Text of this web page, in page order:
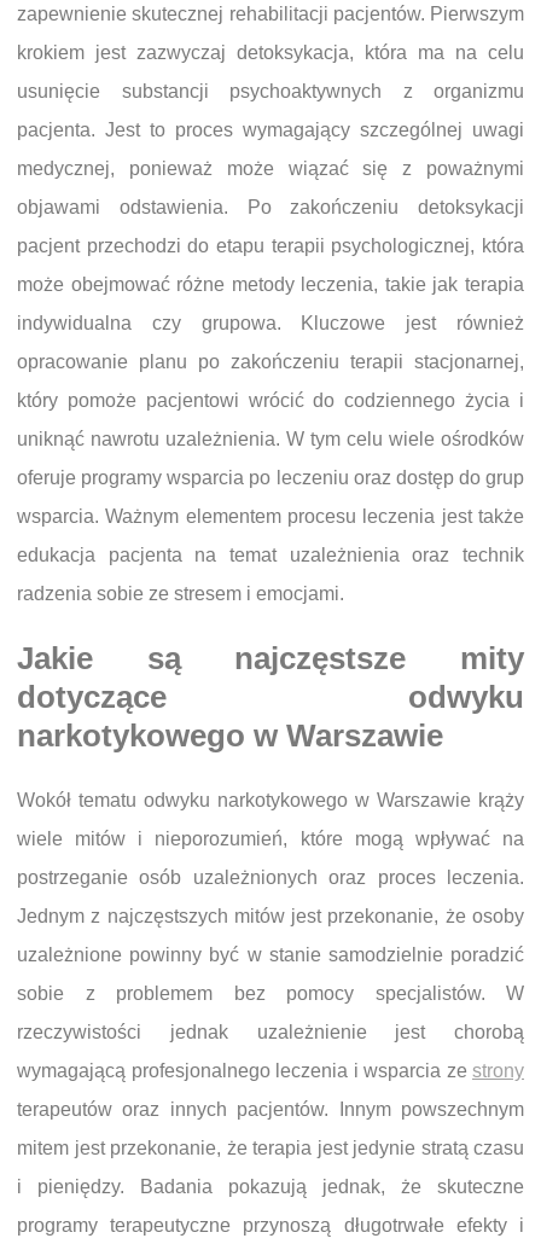
zapewnienie skutecznej rehabilitacji pacjentów. Pierwszym
krokiem jest zazwyczaj detoksykacja, która ma na celu
usunięcie substancji psychoaktywnych z organizmu
pacjenta. Jest to proces wymagający szczególnej uwagi
medycznej, ponieważ może wiązać się z poważnymi
objawami odstawienia. Po zakończeniu detoksykacji
pacjent przechodzi do etapu terapii psychologicznej, która
może obejmować różne metody leczenia, takie jak terapia
indywidualna czy grupowa. Kluczowe jest również
opracowanie planu po zakończeniu terapii stacjonarnej,
który pomoże pacjentowi wrócić do codziennego życia i
uniknąć nawrotu uzależnienia. W tym celu wiele ośrodków
oferuje programy wsparcia po leczeniu oraz dostęp do grup
wsparcia. Ważnym elementem procesu leczenia jest także
edukacja pacjenta na temat uzależnienia oraz technik
radzenia sobie ze stresem i emocjami.
Jakie są najczęstsze mity
dotyczące odwyku
narkotykowego w Warszawie
Wokół tematu odwyku narkotykowego w Warszawie krąży
wiele mitów i nieporozumień, które mogą wpływać na
postrzeganie osób uzależnionych oraz proces leczenia.
Jednym z najczęstszych mitów jest przekonanie, że osoby
uzależnione powinny być w stanie samodzielnie poradzić
sobie z problemem bez pomocy specjalistów. W
rzeczywistości jednak uzależnienie jest chorobą
wymagającą profesjonalnego leczenia i wsparcia ze strony
terapeutów oraz innych pacjentów. Innym powszechnym
mitem jest przekonanie, że terapia jest jedynie stratą czasu
i pieniędzy. Badania pokazują jednak, że skuteczne
programy terapeutyczne przynoszą długotrwałe efekty i